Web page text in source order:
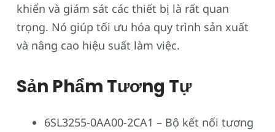
khiển và giám sát các thiết bị là rất quan
trọng. Nó giúp tối ưu hóa quy trình sản xuất
và nâng cao hiệu suất làm việc.
Sản Phẩm Tương Tự
6SL3255-0AA00-2CA1 – Bộ kết nối tương